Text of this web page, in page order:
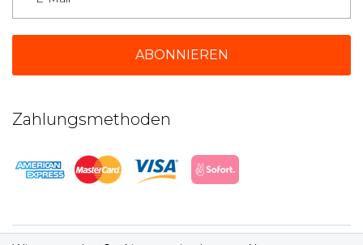
Zahlungsmethoden